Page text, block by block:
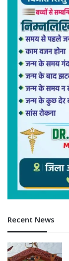
Recent News